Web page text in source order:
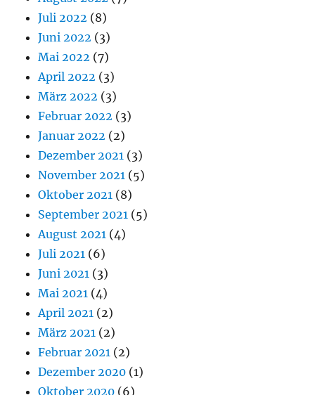
Juli 2022 (8)
Juni 2022 (3)
Mai 2022 (7)
April 2022 (3)
März 2022 (3)
Februar 2022 (3)
Januar 2022 (2)
Dezember 2021 (3)
November 2021 (5)
Oktober 2021 (8)
September 2021 (5)
August 2021 (4)
Juli 2021 (6)
Juni 2021 (3)
Mai 2021 (4)
April 2021 (2)
März 2021 (2)
Februar 2021 (2)
Dezember 2020 (1)
Oktober 2020 (6)